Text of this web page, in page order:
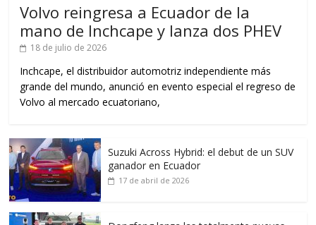
Volvo reingresa a Ecuador de la
mano de Inchcape y lanza dos PHEV
18 de julio de 2026
Inchcape, el distribuidor automotriz independiente más
grande del mundo, anunció en evento especial el regreso de
Volvo al mercado ecuatoriano,
Suzuki Across Hybrid: el debut de un SUV
ganador en Ecuador
17 de abril de 2026